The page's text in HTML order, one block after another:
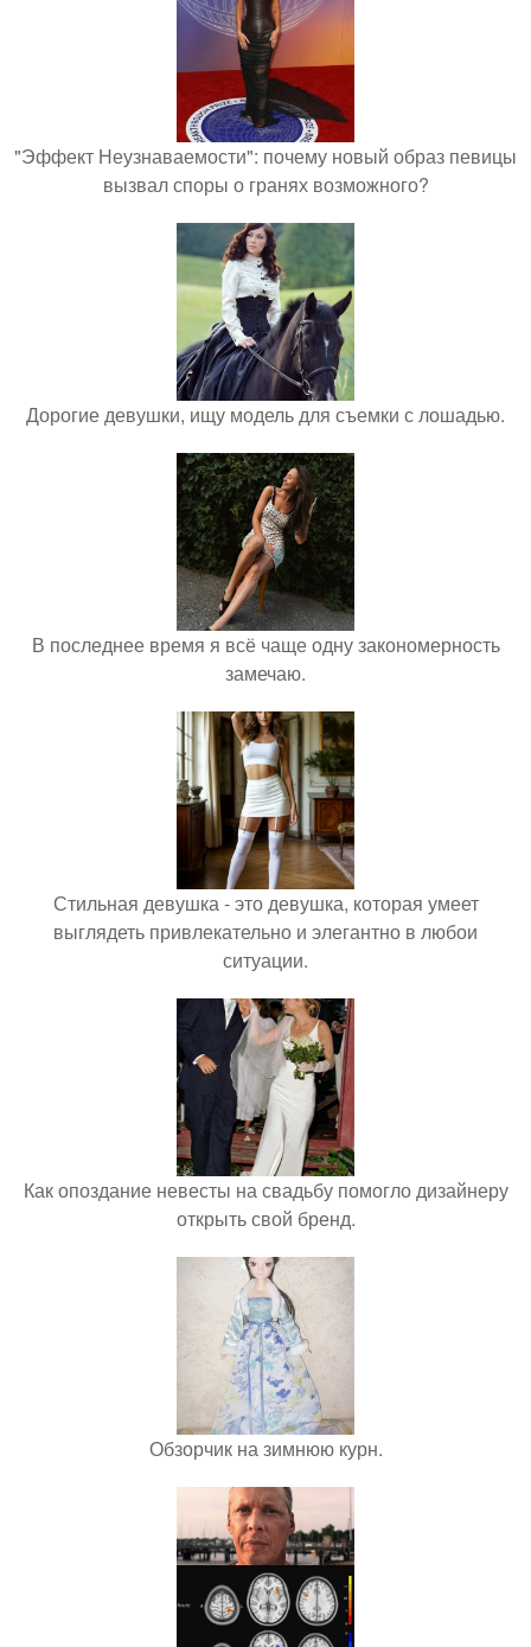
"Эффект Неузнаваемости": почему новый образ певицы
вызвал споры о гранях возможного?
Дорогие девушки, ищу модель для съемки с лошадью.
В последнее время я всё чаще одну закономерность
замечаю.
Стильная девушка - это девушка, которая умеет
выглядеть привлекательно и элегантно в любои
ситуации.
Как опоздание невесты на свадьбу помогло дизайнеру
открыть свой бренд.
Обзорчик на зимнюю курн.